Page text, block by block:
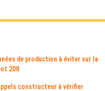
de production à éviter sur la
208
constructeur à vérifier